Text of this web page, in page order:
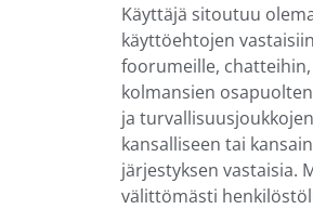
Käyttäjä sitoutuu
käyttöehtojen
foorumeille,
kolmansien
ja
kansalliseen tai
järjestyksen vastaisia.
välittömästi